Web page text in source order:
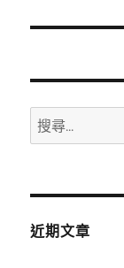
文
搜
尋
鍵
近期文章